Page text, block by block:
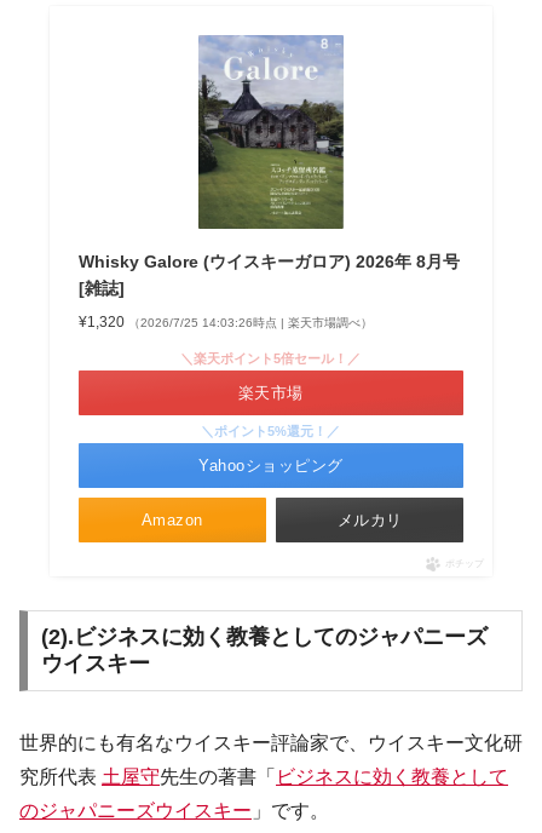
Whisky Galore (ウイスキーガロア) 2026年 8月号
[雑誌]
¥1,320 （2026/7/25 14:03:26時点 | 楽天市場調べ）
Amazon
＼楽天ポイント5倍セール！／
楽天市場
＼ポイント5%還元！／
Yahooショッピング
メルカリ
ポチップ
(2).ビジネスに効く教養としてのジャパニーズ
ウイスキー
世界的にも有名なウイスキー評論家で、ウイスキー文化研
究所代表 土屋守先生の著書「 ビジネスに効く教養として
のジャパニーズウイスキー 」です。